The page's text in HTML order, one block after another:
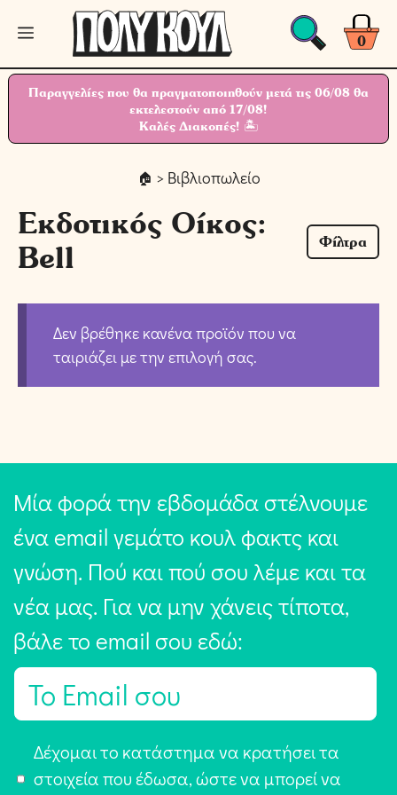
Μετάβαση
περιεχόμενο
0
Μενού
Παραγγελίες που θα πραγματοποιηθούν μετά τις 06/08 θα
εκτελεστούν από 17/08!
Καλές Διακοπές! 🏝
> Βιβλιοπωλείο
Εκδοτικός Οίκος:
Bell
Φίλτρα
Δεν βρέθηκε κανένα προϊόν που να
ταιριάζει με την επιλογή σας.
Μία φορά την εβδομάδα στέλνουμε
ένα email γεμάτο κουλ φακτς και
γνώση. Πού και πού σου λέμε και τα
νέα μας. Για να μην χάνεις τίποτα,
βάλε το email σου εδώ:
E
π
Δέχομαι το κατάστημα να κρατήσει τα
στοιχεία που έδωσα, ώστε να μπορεί να